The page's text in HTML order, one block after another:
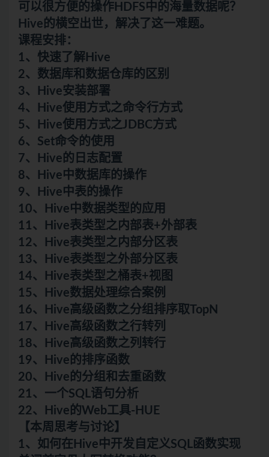
可以很方便的操作HDFS中的海量数据呢？
Hive的横空出世，解决了这一难题。
课程安排：
1、快速了解Hive
2、 数据库和数据仓库的区别
3、Hive安装部署
4、Hive使用方式之命令行方式
5、Hive使用方式之JDBC方式
6、Set命令的使用
7、Hive的日志配置
8、Hive中数据库的操作
9、Hive中表的操作
10、Hive中数据类型的应用
11、Hive表类型之内部表+外部表
12、Hive表类型之内部分区表
13、Hive表类型之外部分区表
14、Hive表类型之桶表+视图
15、Hive数据处理综合案例
16、Hive高级函数之分组排序取TopN
17、Hive高级函数之行转列
18、Hive高级函数之列转行
19、Hive的排序函数
20、Hive的分组和去重函数
21、一个SQL语句分析
22、Hive的Web工具-HUE
【本周思考与讨论】
1、如何在Hive中开发自定义SQL函数实现